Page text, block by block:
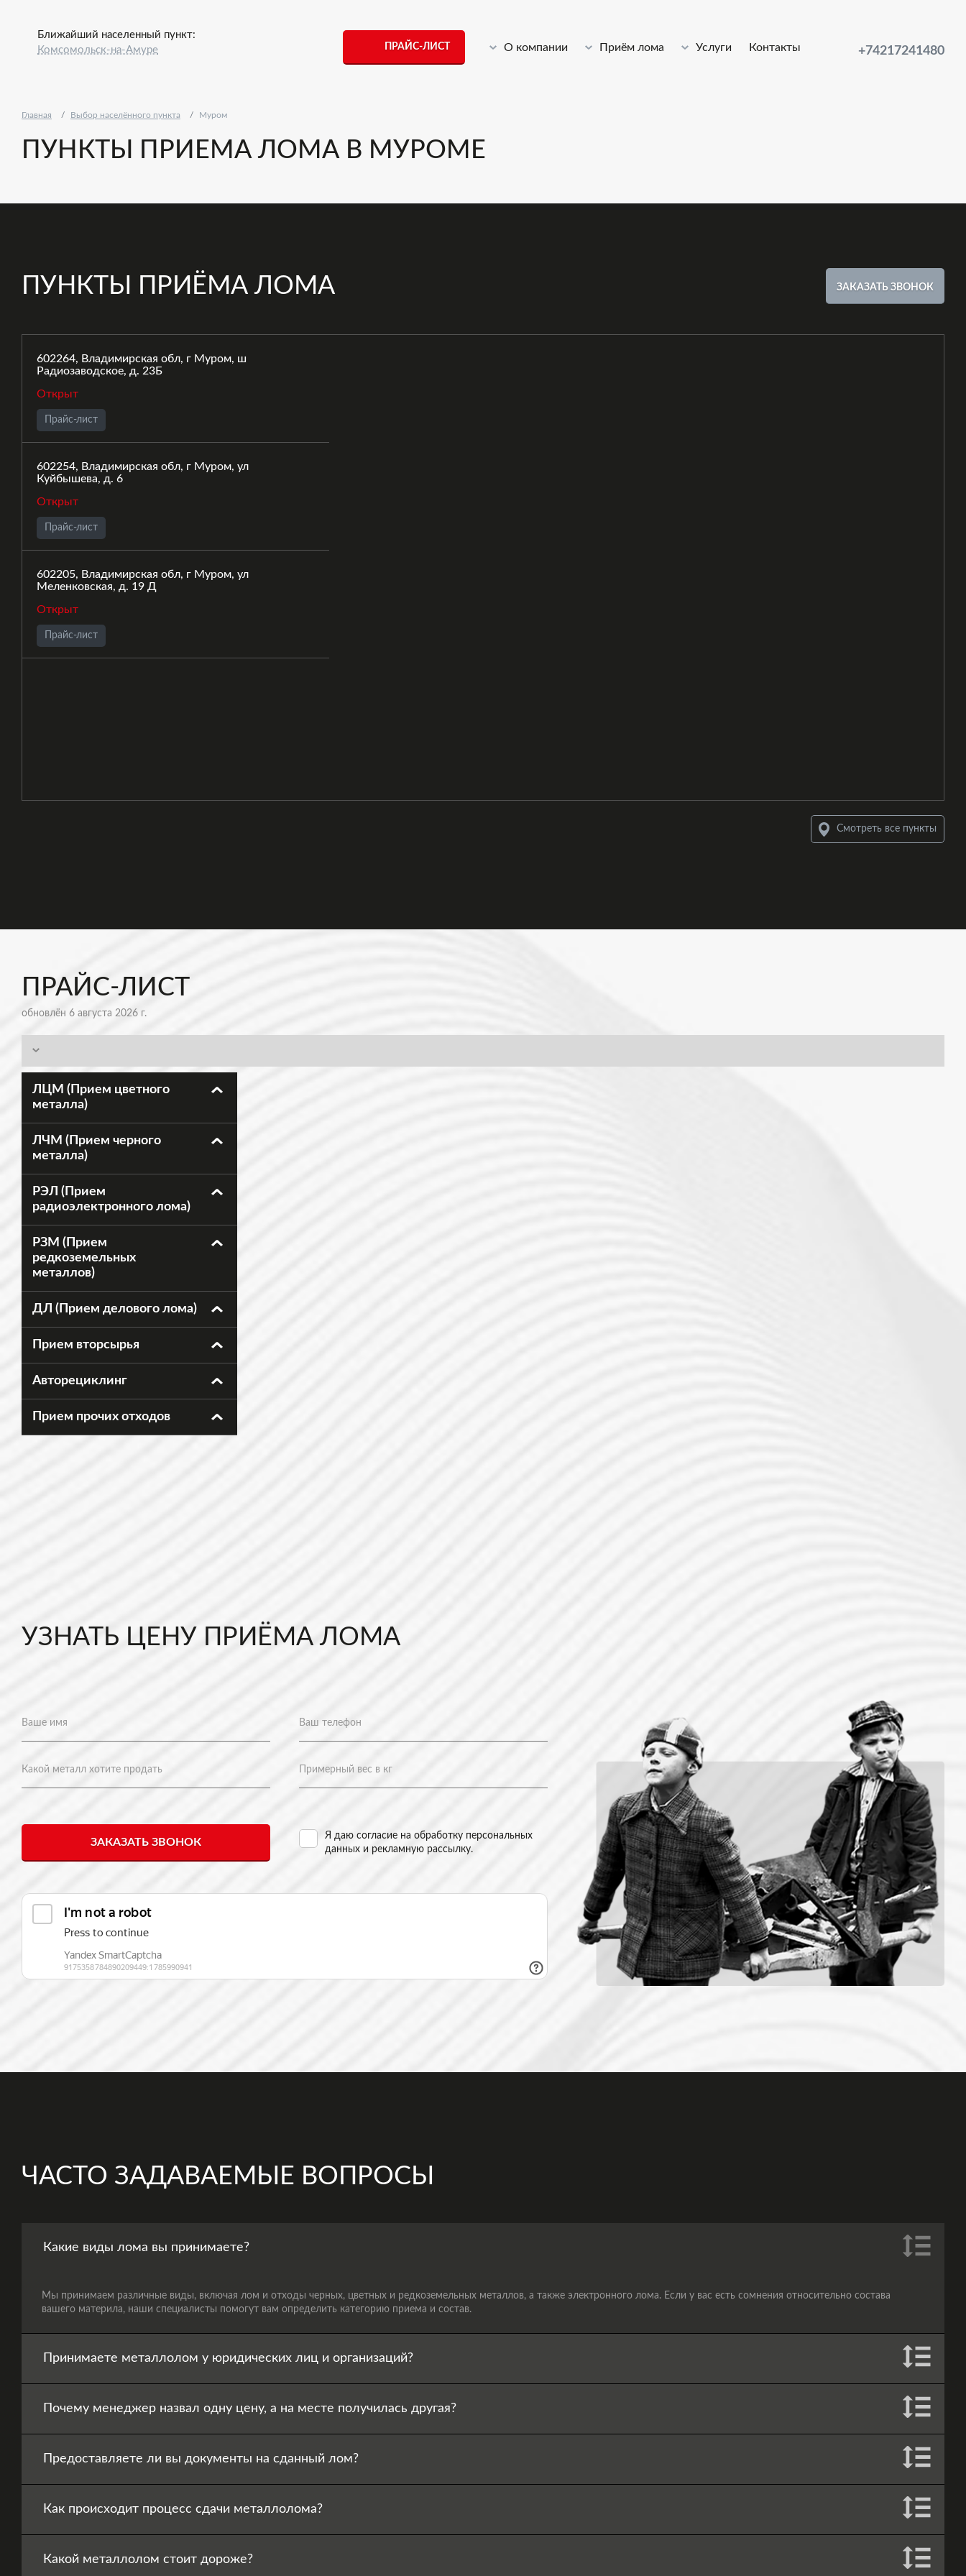
Ближайший населенный пункт:
Комсомольск-на-Амуре
ПРАЙС-ЛИСТ О компании Приём лома Услуги Контакты +74217241480
Главная Выбор населённого пункта Муром
ПУНКТЫ ПРИЕМА ЛОМА В МУРОМЕ
ПУНКТЫ ПРИЁМА ЛОМА ЗАКАЗАТЬ ЗВОНОК
602264, Владимирская обл, г Муром, ш
Радиозаводское, д. 23Б
Открыт
Прайс-лист
602254, Владимирская обл, г Муром, ул
Куйбышева, д. 6
Открыт
Прайс-лист
602205, Владимирская обл, г Муром, ул
Меленковская, д. 19 Д
Открыт
Прайс-лист
Смотреть все пункты
ПРАЙС-ЛИСТ
обновлён 6 августа 2026 г.
ЛЦМ (Прием цветного
металла)
ЛЧМ (Прием черного
металла)
РЭЛ (Прием
радиоэлектронного лома)
РЗМ (Прием
редкоземельных
металлов)
ДЛ (Прием делового лома)
Прием вторсырья
Авторециклинг
Прием прочих отходов
УЗНАТЬ ЦЕНУ ПРИЁМА ЛОМА
Я даю согласие наобработку персональных
данных и рекламную рассылку.
ЧАСТО ЗАДАВАЕМЫЕ ВОПРОСЫ
Какие виды лома вы принимаете?
Мы принимаем различные виды, включая лом и отходы черных, цветных и редкоземельных металлов, а также электронного лома. Если у вас есть сомнения относительно состава
вашего материла, наши специалисты помогут вам определить категорию приема и состав.
Принимаете металлолом у юридических лиц и организаций?
Почему менеджер назвал одну цену, а на месте получилась другая?
Предоставляете ли вы документы на сданный лом?
Как происходит процесс сдачи металлолома?
Какой металлолом стоит дороже?